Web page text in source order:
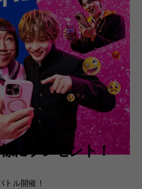
にプレゼント！
ル開催！